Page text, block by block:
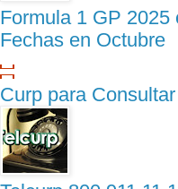
Formula 1 GP
Fechas en Octubre
Curp para